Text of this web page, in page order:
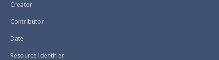
Creator
Contributor
Date
Resource Identifier